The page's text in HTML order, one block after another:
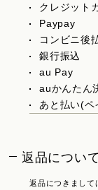
クレジット
Paypay
コンビニ後
銀行振込
au Pay
auかんたん
あと払い(ペ
返品について
返品につきまして